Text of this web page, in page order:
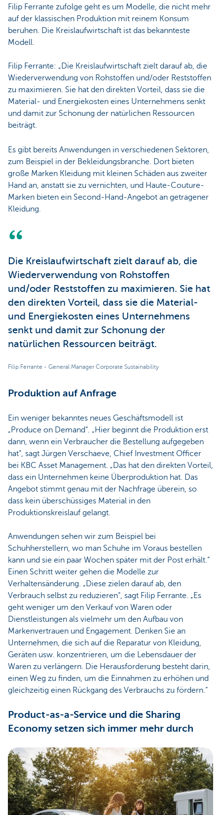
Filip Ferrante zufolge geht es um Modelle, die nicht mehr
auf der klassischen Produktion mit reinem Konsum
beruhen. Die Kreislaufwirtschaft ist das bekannteste
Modell.
Filip Ferrante: „Die Kreislaufwirtschaft zielt darauf ab, die
Wiederverwendung von Rohstoffen und/oder Reststoffen
zu maximieren. Sie hat den direkten Vorteil, dass sie die
Material- und Energiekosten eines Unternehmens senkt
und damit zur Schonung der natürlichen Ressourcen
beiträgt.
Es gibt bereits Anwendungen in verschiedenen Sektoren,
zum Beispiel in der Bekleidungsbranche. Dort bieten
große Marken Kleidung mit kleinen Schäden aus zweiter
Hand an, anstatt sie zu vernichten, und Haute-Couture-
Marken bieten ein Second-Hand-Angebot an getragener
Kleidung.
Die Kreislaufwirtschaft zielt darauf ab, die
Wiederverwendung von Rohstoffen
und/oder Reststoffen zu maximieren. Sie hat
den direkten Vorteil, dass sie die Material-
und Energiekosten eines Unternehmens
senkt und damit zur Schonung der
natürlichen Ressourcen beiträgt.
Filip Ferrante - General Manager Corporate Sustainability
Produktion auf Anfrage
Ein weniger bekanntes neues Geschäftsmodell ist
„Produce on Demand“. „Hier beginnt die Produktion erst
dann, wenn ein Verbraucher die Bestellung aufgegeben
hat“, sagt Jürgen Verschaeve, Chief Investment Officer
bei KBC Asset Management. „Das hat den direkten Vorteil,
dass ein Unternehmen keine Überproduktion hat. Das
Angebot stimmt genau mit der Nachfrage überein, so
dass kein überschüssiges Material in den
Produktionskreislauf gelangt.
Anwendungen sehen wir zum Beispiel bei
Schuhherstellern, wo man Schuhe im Voraus bestellen
kann und sie ein paar Wochen später mit der Post erhält.“
Einen Schritt weiter gehen die Modelle zur
Verhaltensänderung. „Diese zielen darauf ab, den
Verbrauch selbst zu reduzieren“, sagt Filip Ferrante. „Es
geht weniger um den Verkauf von Waren oder
Dienstleistungen als vielmehr um den Aufbau von
Markenvertrauen und Engagement. Denken Sie an
Unternehmen, die sich auf die Reparatur von Kleidung,
Geräten usw. konzentrieren, um die Lebensdauer der
Waren zu verlängern. Die Herausforderung besteht darin,
einen Weg zu finden, um die Einnahmen zu erhöhen und
gleichzeitig einen Rückgang des Verbrauchs zu fördern.“
Product-as-a-Service und die Sharing
Economy setzen sich immer mehr durch